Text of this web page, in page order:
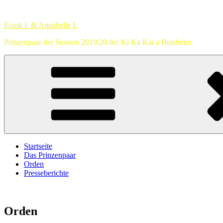
springen
Frank I. & Annabelle I.
Prinzenpaar der Session 2019/20 der Ki Ka Kai a Boisheim
Startseite
Das Prinzenpaar
Orden
Presseberichte
Orden